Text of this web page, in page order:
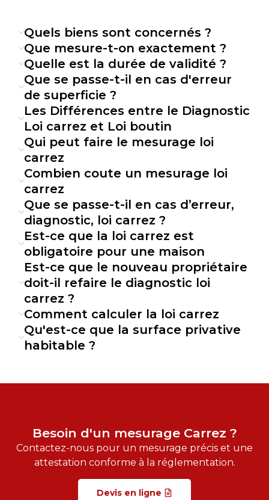
Le diagnostic Loi Carrez s’applique à tous les
biens immobiliers d’unesuperficie supérieure à
8 m², incluant les appartementset lesmaisons
Il estobligatoirepour toutetransaction
immobilière, qu’il s’agisse d’une
d’une location longue durée.
Comment se déroule un
diagnostic loi Carrez ?
Prise de Rendez-vous
Contactez EDL Diagnostics pour planifier une
visite à votre convenance. Nos experts sont
disponibles pour répondre à toutes vos
questions et fixer un rendez-vous rapidement.
Inspection et Mesurage
Nos diagnostiqueurs certifiés se rendent sur
place pour mesurer précisément la surface
privative habitable de votre bien. Ils utilisent des
outils professionnels et des méthodes
conformes aux normes en vigueur.
Un rapport détaillé vous est remis, incluant le
à la réglementation en vigueur. Ce document
est essentiel pour votre dossier de vente ou de
location.
compte dans le diagnostic Loi
Quels biens sont concernés ?
Que mesure-t-on exactement ?
Quelle est la durée de validité ?
Que se passe-t-il en cas d'erreur
de superficie ?
Les Différences entre le Diagnostic
Loi carrez et Loi boutin
Qui peut faire le mesurage loi
carrez
Combien coute un mesurage loi
carrez
Que se passe-t-il en cas d’erreur,
diagnostic, loi carrez ?
Est-ce que la loi carrez est
obligatoire pour une maison
Est-ce que le nouveau propriétaire
doit-il refaire le diagnostic loi
carrez ?
Comment calculer la loi carrez
Qu'est-ce que la surface privative
habitable ?
Besoin d'un mesurage Carrez ?
Contactez-nous pour un mesurage précis et une
attestation conforme à la réglementation.
Devis en ligne